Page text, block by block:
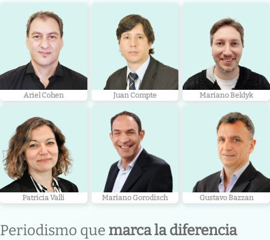
Ariel Cohen Juan Compte Mariano Beldyk
Patricia Valli Mariano Gorodisch Gustavo Bazzan
Periodismo que marca la diferencia